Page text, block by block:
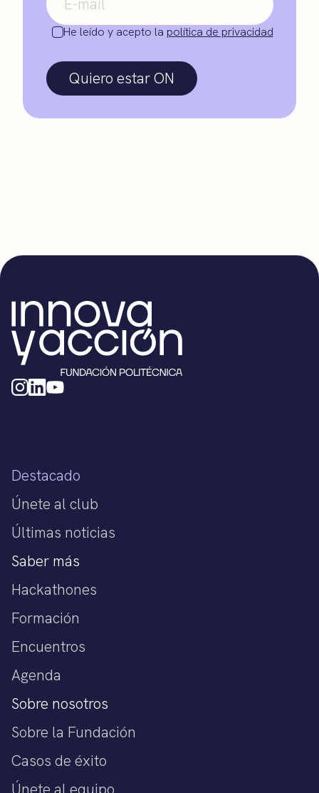
He leído y acepto la política de privacidad
Quiero estar ON
Destacado
Únete al club
Últimas noticias
Saber más
Hackathones
Formación
Encuentros
Agenda
Sobre nosotros
Sobre la Fundación
Casos de éxito